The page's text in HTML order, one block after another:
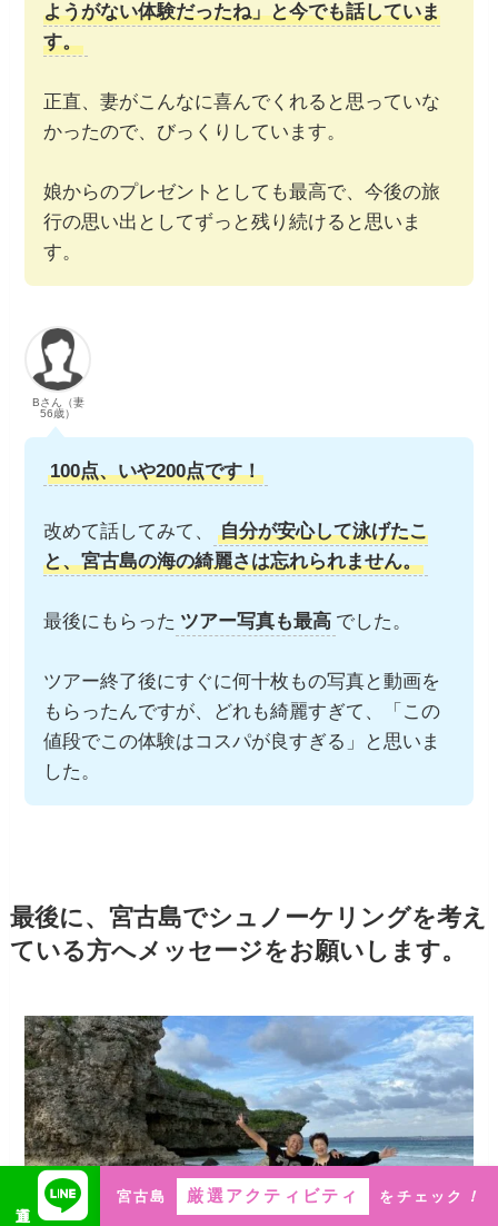
ようがない体験だったね」と今でも話していま
す。
正直、妻がこんなに喜んでくれると思っていな
かったので、びっくりしています。
娘からのプレゼントとしても最高で、今後の旅
行の思い出としてずっと残り続けると思いま
す。
Bさん（妻
56歳）
100点、いや200点です！
改めて話してみて、
自分が安心して泳げたこ
と、宮古島の海の綺麗さは忘れられません。
最後にもらった ツアー写真も最高 でした。
ツアー終了後にすぐに何十枚もの写真と動画を
もらったんですが、どれも綺麗すぎて、「この
値段でこの体験はコスパが良すぎる」と思いま
した。
最後に、宮古島でシュノーケリングを考え
ている方へメッセージをお願いします。
宮古島 厳選アクティビティ をチェック ！